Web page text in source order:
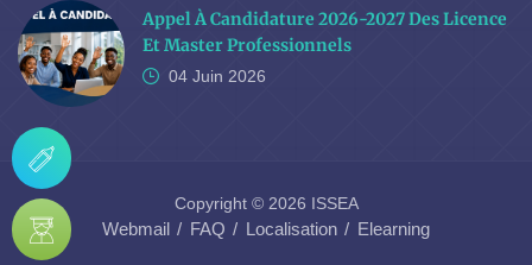
Appel À Candidature 2026-2027 Des Licence
Et Master Professionnels
04 Juin 2026
Copyright © 2026 ISSEA
Webmail FAQ Localisation Elearning